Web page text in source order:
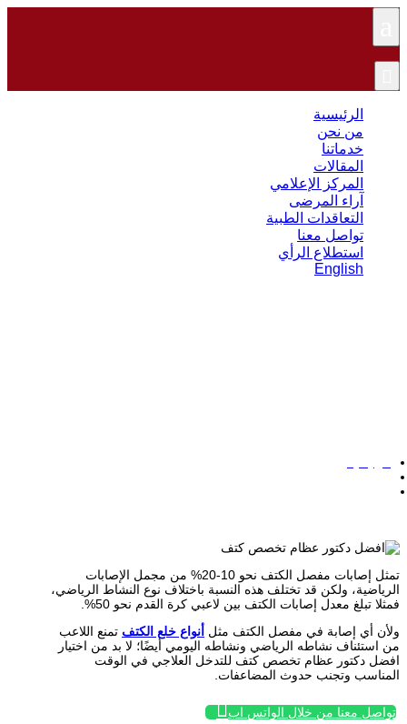
الرئيسية
من نحن
خدماتنا
المقالات
المركز الإعلامي
آراء المرضى
التعاقدات الطبية
تواصل معنا
استطلاع الرأي
English
تمثل إصابات مفصل الكتف نحو 10-20% من مجمل الإصابات
الرياضية، ولكن قد تختلف هذه النسبة باختلاف نوع النشاط الرياضي،
فمثلا تبلغ معدل إصابات الكتف بين لاعبي كرة القدم نحو 50%.
ولأن أي إصابة في مفصل الكتف مثل أنواع خلع الكتف تمنع اللاعب
من استئناف نشاطه الرياضي ونشاطه اليومي أيضًا؛ لا بد من اختيار
افضل دكتور عظام تخصص كتف للتدخل العلاجي في الوقت
المناسب وتجنب حدوث المضاعفات.
تواصل معنا من خلال الواتس اب